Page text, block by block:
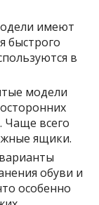
имеют
быстрого
в
модели
Чаще всего
ящики.
обуви и
особенно